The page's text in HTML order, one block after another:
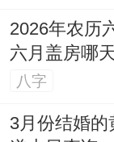
市）、交易
多；是一个
忌讳破土、
适用建议:天
2026年农历
六月盖房哪
八字
3月份结婚